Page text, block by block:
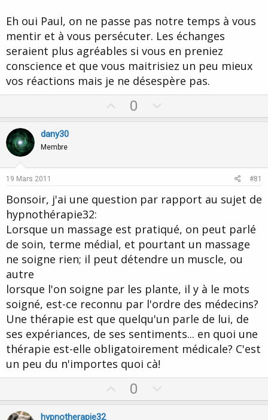
même pas le milieu dans lequel vous évoluez ça risque d'être
compliqué de vouloir discuter de celui-ci.
parlez pour ne rien dire....mensonges
Eh oui Paul, on ne passe pas notre temps à vous
mentir et à vous persécuter. Les échanges
seraient plus agréables si vous en preniez
conscience et que vous maitrisiez un peu mieux
vos réactions mais je ne désespère pas.
p
0
o
e
dany30
Membre
19 Mars 2011 #81
Bonsoir, j'ai une question par rapport au sujet de
hypnothérapie32:
Lorsque un massage est pratiqué, on peut parlé
de soin, terme médial, et pourtant un massage
ne soigne rien; il peut détendre un muscle, ou
autre
lorsque l'on soigne par les plante, il y à le mots
soigné, est-ce reconnu par l'ordre des médecins?
Une thérapie est que quelqu'un parle de lui, de
ses expériances, de ses sentiments... en quoi une
thérapie est-elle obligatoirement médicale? C'est
un peu du n'importes quoi cà!
p
0
o
hypnotherapie32